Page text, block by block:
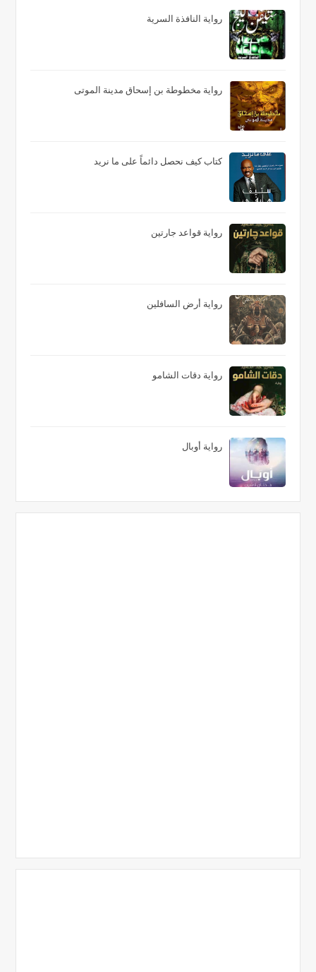
رواية النافذة السرية
رواية مخطوطة بن إسحاق مدينة الموتى
كتاب كيف نحصل دائماً على ما نريد
رواية قواعد جارتين
رواية أرض السافلين
رواية دقات الشامو
رواية أوبال